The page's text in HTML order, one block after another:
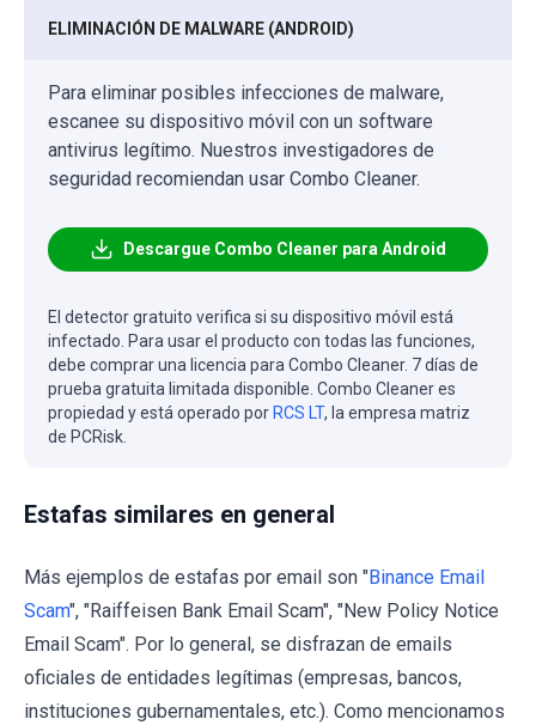
ELIMINACIÓN DE MALWARE (ANDROID)
Para eliminar posibles infecciones de malware,
escanee su dispositivo móvil con un software
antivirus legítimo. Nuestros investigadores de
seguridad recomiendan usar Combo Cleaner.
Descargue Combo Cleaner para Android
El detector gratuito verifica si su dispositivo móvil está
infectado. Para usar el producto con todas las funciones,
debe comprar una licencia para Combo Cleaner. 7 días de
prueba gratuita limitada disponible. Combo Cleaner es
propiedad y está operado porRCS LT, la empresa matriz
de PCRisk.
Estafas similares en general
Más ejemplos de estafas por email son "Binance Email
Scam", "Raiffeisen Bank Email Scam", "New Policy Notice
Email Scam". Por lo general, se disfrazan de emails
oficiales de entidades legítimas (empresas, bancos,
instituciones gubernamentales, etc.). Como mencionamos